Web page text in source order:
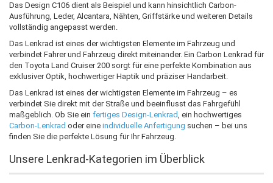
Das Design C106 dient als Beispiel und kann hinsichtlich Carbon-
Ausführung, Leder, Alcantara, Nähten, Griffstärke und weiteren Details
vollständig angepasst werden.
Das Lenkrad ist eines der wichtigsten Elemente im Fahrzeug und
verbindet Fahrer und Fahrzeug direkt miteinander. Ein Carbon Lenkrad für
den Toyota Land Cruiser 200 sorgt für eine perfekte Kombination aus
exklusiver Optik, hochwertiger Haptik und präziser Handarbeit.
Das Lenkrad ist eines der wichtigsten Elemente im Fahrzeug – es
verbindet Sie direkt mit der Straße und beeinflusst das Fahrgefühl
maßgeblich. Ob Sie ein fertiges Design-Lenkrad , ein hochwertiges
Carbon-Lenkrad oder eine individuelle Anfertigung suchen – bei uns
finden Sie die perfekte Lösung für Ihr Fahrzeug.
Unsere Lenkrad-Kategorien im Überblick